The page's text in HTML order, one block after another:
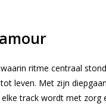
ritme centraal
leven. Met zijn
track wordt met